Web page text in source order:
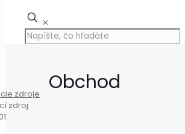
✕
Obchod
zdroje
zdroj